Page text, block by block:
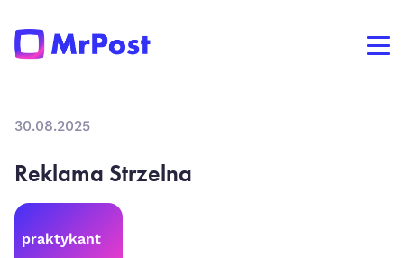
30.08.2025
Reklama Strzelna
praktykant